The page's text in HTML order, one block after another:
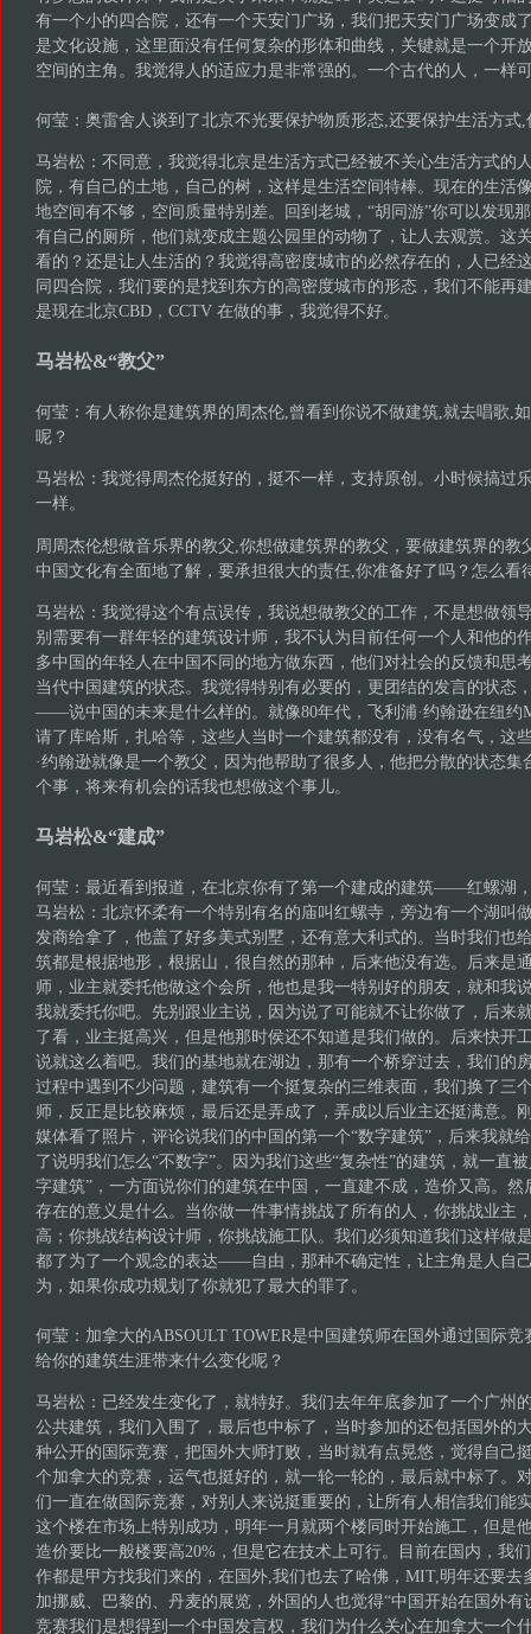
有一个小的四合院，还有一个天安门广场，我们把天安门广场变成
是文化设施，这里面没有任何复杂的形体和曲线，关键就是一个开
空间的主角。我觉得人的适应力是非常强的。一个古代的人，一样
何莹：奥雷舍人谈到了北京不光要保护物质形态,还要保护生活方式,
马岩松：不同意，我觉得北京是生活方式已经被不关心生活方式的
院，有自己的土地，自己的树，这样是生活空间特棒。现在的生活
地空间有不够，空间质量特别差。回到老城，“胡同游”你可以发现
有自己的厕所，他们就变成主题公园里的动物了，让人去观赏。这
看的？还是让人生活的？我觉得高密度城市的必然存在的，人已经
同四合院，我们要的是找到东方的高密度城市的形态，我们不能再
是现在北京CBD，CCTV 在做的事，我觉得不好。
马岩松&“教父”
何莹：有人称你是建筑界的周杰伦,曾看到你说不做建筑,就去唱歌,
呢？
马岩松：我觉得周杰伦挺好的，挺不一样，支持原创。小时候搞过
一样。
周周杰伦想做音乐界的教父,你想做建筑界的教父，要做建筑界的教
中国文化有全面地了解，要承担很大的责任,你准备好了吗？怎么看
马岩松：我觉得这个有点误传，我说想做教父的工作，不是想做领
别需要有一群年轻的建筑设计师，我不认为目前任何一个人和他的
多中国的年轻人在中国不同的地方做东西，他们对社会的反馈和思
当代中国建筑的状态。我觉得特别有必要的，更团结的发言的状态
——说中国的未来是什么样的。就像80年代，飞利浦·约翰逊在纽约
请了库哈斯，扎哈等，这些人当时一个建筑都没有，没有名气，这
·约翰逊就像是一个教父，因为他帮助了很多人，他把分散的状态集
个事，将来有机会的话我也想做这个事儿。
马岩松&“建成”
何莹：最近看到报道，在北京你有了第一个建成的建筑­­­——红螺湖
马岩松：北京怀柔有一个特别有名的庙叫红螺寺，旁边有一个湖叫
发商给拿了，他盖了好多美式别墅，还有意大利式的。当时我们也
筑都是根据地形，根据山，很自然的那种，后来他没有选。后来是
师，业主就委托他做这个会所，他也是我一特别好的朋友，就和我
我就委托你吧。先别跟业主说，因为说了可能就不让你做了，后来
了看，业主挺高兴，但是他那时侯还不知道是我们做的。后来快开
说就这么着吧。我们的基地就在湖边，那有一个桥穿过去，我们的
过程中遇到不少问题，建筑有一个挺复杂的三维表面，我们换了三
师，反正是比较麻烦，最后还是弄成了，弄成以后业主还挺满意。
媒体看了照片，评论说我们的中国的第一个“数字建筑”，后来我
了说明我们怎么“不数字”。因为我们这些“复杂性”的建筑，就一直
字建筑”，一方面说你们的建筑在中国，一直建不成，造价又高。
存在的意义是什么。当你做一件事情挑战了所有的人，你挑战业主
高；你挑战结构设计师，你挑战施工队。我们必须知道我们这样做
都了为了一个观念的表达——自由，那种不确定性，让主角是人自
为，如果你成功规划了你就犯了最大的罪了。
何莹：加拿大的ABSOULT TOWER是中国建筑师在国外通过国际
给你的建筑生涯带来什么变化呢？
马岩松：已经发生变化了，就特好。我们去年年底参加了一个广州
公共建筑，我们入围了，最后也中标了，当时参加的还包括国外的
种公开的国际竞赛，把国外大师打败，当时就有点晃悠，觉得自己
个加拿大的竞赛，运气也挺好的，就一轮一轮的，最后就中标了。
们一直在做国际竞赛，对别人来说挺重要的，让所有人相信我们能
这个楼在市场上特别成功，明年一月就两个楼同时开始施工，但是
造价要比一般楼要高20%，但是它在技术上可行。目前在国内，我
作都是甲方找我们来的，在国外,我们也去了哈佛，MIT,明年还要去
加挪威、巴黎的、丹麦的展览，外国的人也觉得“中国开始在国外有
竞赛我们是想得到一个中国发言权，我们为什么关心在加拿大一个